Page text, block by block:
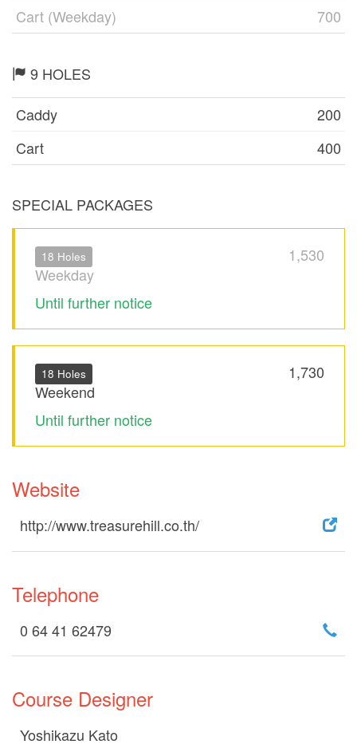
Cart (Weekday)
700
9 HOLES
Caddy
200
Cart
400
SPECIAL PACKAGES
1,530
18 Holes
Weekday
Until further notice
1,730
18 Holes
Weekend
Until further notice
Website
http://www.treasurehill.co.th/
Telephone
0 64 41 62479
Course Designer
Yoshikazu Kato